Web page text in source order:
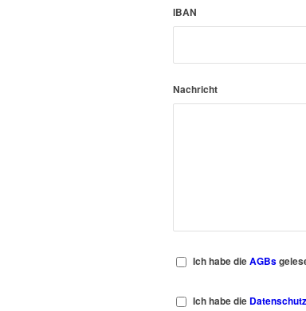
IBAN
Nachricht
Ich habe dieAGBs
Ich habe die